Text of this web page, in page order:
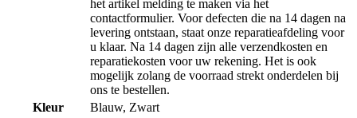
het artikel melding te maken via het
contactformulier. Voor defecten die na 14 dagen na
levering ontstaan, staat onze reparatieafdeling voor
u klaar. Na 14 dagen zijn alle verzendkosten en
reparatiekosten voor uw rekening. Het is ook
mogelijk zolang de voorraad strekt onderdelen bij
ons te bestellen.
Kleur
Blauw, Zwart